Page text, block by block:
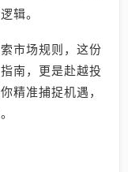
辑。
市场规则，这份
南，更是赴越投
精准捕捉机遇，